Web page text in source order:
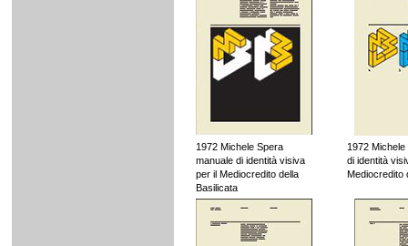
1972 Michele Spera
manuale di identità visiva
per il Mediocredito della
Basilicata
1972
di identità
Mediocredito